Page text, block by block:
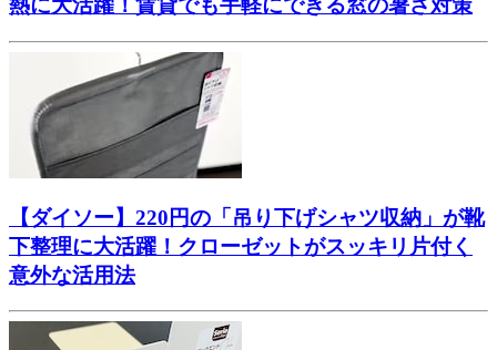
熱に大活躍！賃貸でも手軽にできる窓の暑さ対策
【ダイソー】220円の「吊り下げシャツ収納」が靴
下整理に大活躍！クローゼットがスッキリ片付く
意外な活用法